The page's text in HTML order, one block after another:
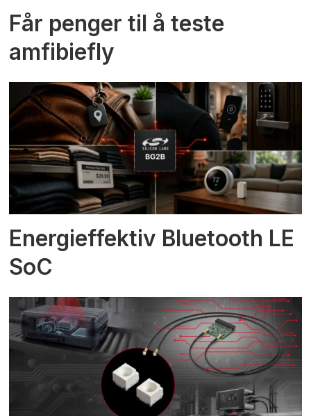
Får penger til å teste
amfibiefly
Energieffektiv Bluetooth LE
SoC